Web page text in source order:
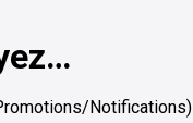
Notifications)